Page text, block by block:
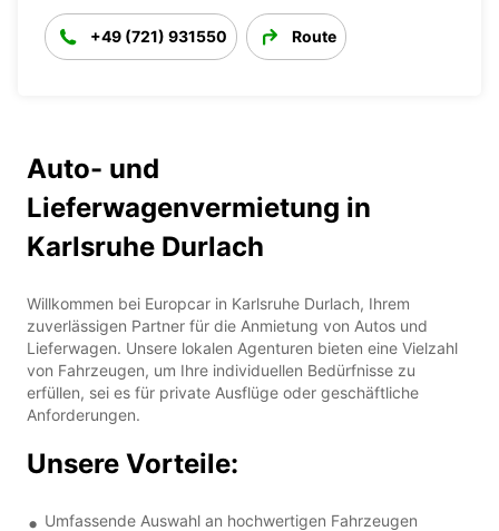
+49 (721) 931550 Route
Auto- und
Lieferwagenvermietung in
Karlsruhe Durlach
Willkommen bei Europcar in Karlsruhe Durlach, Ihrem
zuverlässigen Partner für die Anmietung von Autos und
Lieferwagen. Unsere lokalen Agenturen bieten eine Vielzahl
von Fahrzeugen, um Ihre individuellen Bedürfnisse zu
erfüllen, sei es für private Ausflüge oder geschäftliche
Anforderungen.
Unsere Vorteile:
Umfassende Auswahl an hochwertigen Fahrzeugen